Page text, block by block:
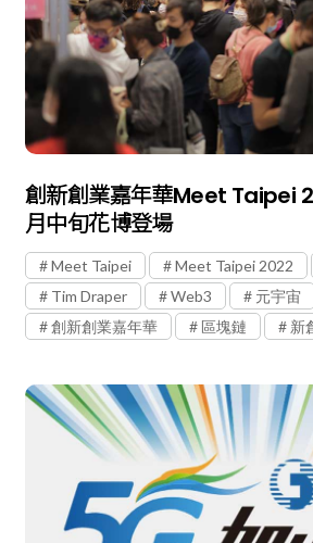
創新創業嘉年華Meet Taipei
月中旬花博登場
Meet Taipei Meet Taipei 2022
Tim Draper
Web3
元宇宙
創新創業嘉年華
區塊鏈 新